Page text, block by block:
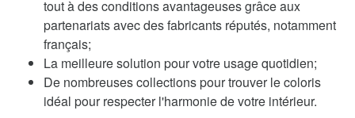
tout à des conditions avantageuses grâce aux
partenariats avec des fabricants réputés, notamment
français;
La meilleure solution pour votre usage quotidien;
De nombreuses collections pour trouver le coloris
idéal pour respecter l'harmonie de votre intérieur.